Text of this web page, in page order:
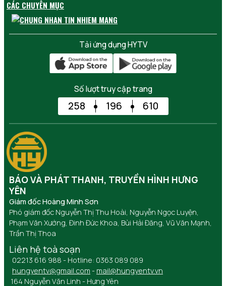
CÁC CHUYÊN MỤC
Tải ứng dụng HYTV
Số lượt truy cập trang
258 196 610
BÁO VÀ PHÁT THANH, TRUYỀN HÌNH HƯNG
YÊN
Giám đốc Hoàng Minh Sơn
Phó giám đốc Nguyễn Thị Thu Hoài, Nguyễn Ngọc Luyện,
Phạm Văn Xướng, Đinh Đức Khoa, Bùi Hải Đăng, Vũ Văn Mạnh,
Trần Thị Thoa
Liên hệ toà soạn
02213 616 988 - Hotline: 0363 089 089
hungyentv@gmail.com - mail@hungyentv.vn
164 Nguyễn Văn Linh - Hưng Yên